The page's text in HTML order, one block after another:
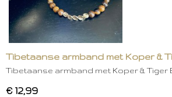
Tibetaanse armband met Koper &
Tibetaanse armband met Koper & Tiger
€ 12,99